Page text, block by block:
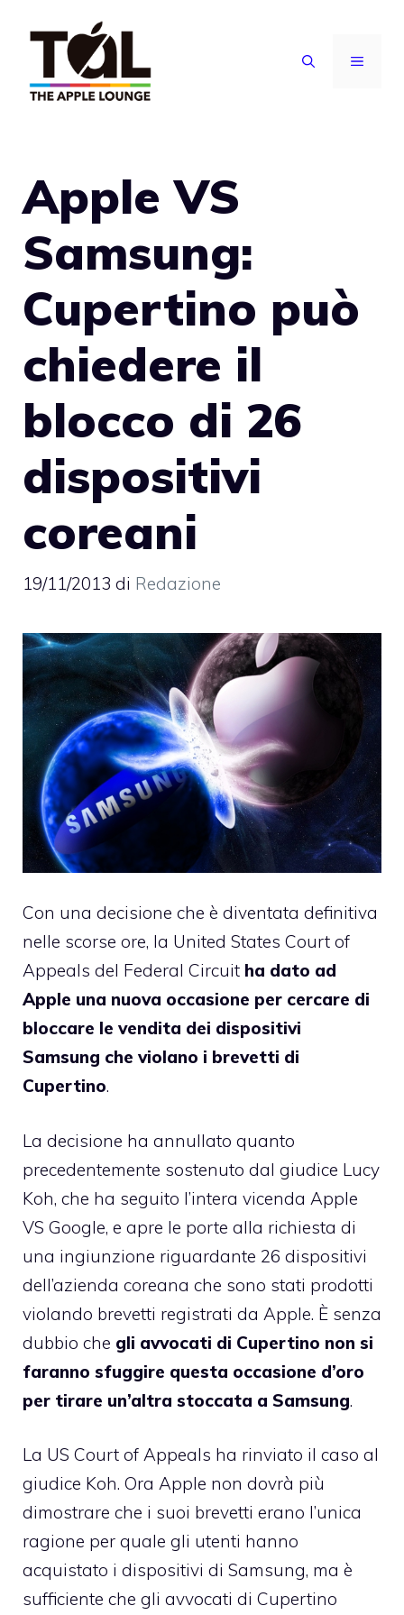
contenuto
MENU
Apple VS
Samsung:
Cupertino può
chiedere il
blocco di 26
dispositivi
coreani
19/11/2013 di Redazione
Con una decisione che è diventata definitiva
nelle scorse ore, la United States Court of
Appeals del Federal Circuit ha dato ad
Apple una nuova occasione per cercare di
bloccare le vendita dei dispositivi
Samsung che violano i brevetti di
Cupertino.
La decisione ha annullato quanto
precedentemente sostenuto dal giudice Lucy
Koh, che ha seguito l’intera vicenda Apple
VS Google, e apre le porte alla richiesta di
una ingiunzione riguardante 26 dispositivi
dell’azienda coreana che sono stati prodotti
violando brevetti registrati da Apple. È senza
dubbio che gli avvocati di Cupertino non si
faranno sfuggire questa occasione d’oro
per tirare un’altra stoccata a Samsung.
La US Court of Appeals ha rinviato il caso al
giudice Koh. Ora Apple non dovrà più
dimostrare che i suoi brevetti erano l’unica
ragione per quale gli utenti hanno
acquistato i dispositivi di Samsung, ma è
sufficiente che gli avvocati di Cupertino